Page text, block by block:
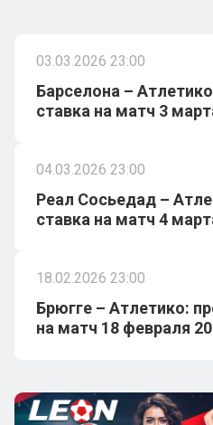
03.03.2026 23:00
Барселона –
ставка на матч 3
04.03.2026 23:00
Реал Сосьедад –
ставка на матч 4
18.02.2026 23:00
Брюгге – Атлетико:
на матч 18 февраля